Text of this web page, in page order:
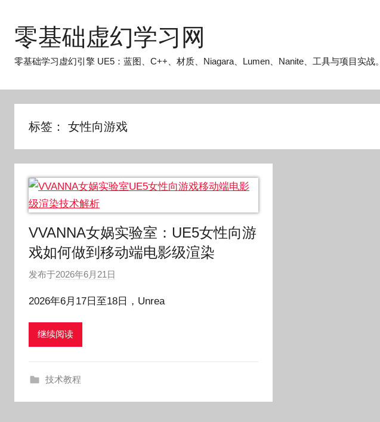
零基础虚幻学习网
零基础学习虚幻引擎 UE5：蓝图、C++、材质、Niagara、Lumen、Nanite、工具与项目实战。
标签： 女性向游戏
VVANNA女娲实验室：UE5女性向游
戏如何做到移动端电影级渲染
发布于2026年6月21日
:
2026年6月17日至18日，Unrea
继续阅读
技术教程